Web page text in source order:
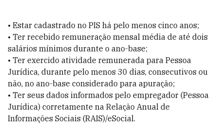
• Estar cadastrado no PIS há pelo menos cinco anos;
• Ter recebido remuneração mensal média de até dois
salários mínimos durante o ano-base;
• Ter exercido atividade remunerada para Pessoa
Jurídica, durante pelo menos 30 dias, consecutivos ou
não, no ano-base considerado para apuração;
• Ter seus dados informados pelo empregador (Pessoa
Jurídica) corretamente na Relação Anual de
Informações Sociais (RAIS)/eSocial.